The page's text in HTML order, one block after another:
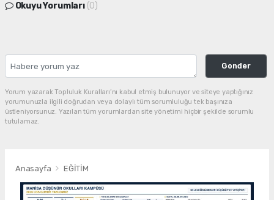
Okuyu Yorumları (0)
Gonder
Yorum yazarak Topluluk Kuralları’nı kabul etmiş bulunuyor ve siteye yaptığınız
yorumunuzla ilgili doğrudan veya dolaylı tüm sorumluluğu tek başınıza
üstleniyorsunuz. Yazılan tüm yorumlardan site yönetimi hiçbir şekilde sorumlu
tutulamaz.
Anasayfa EĞİTİM